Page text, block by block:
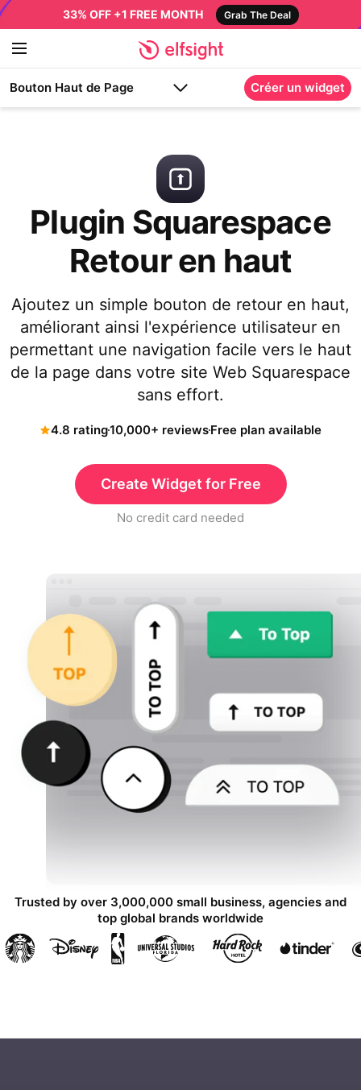
33% OFF +1 FREE MONTH Grab The Deal
Bouton Haut de Page Créer un widget
Plugin Squarespace
Retour en haut
Ajoutez un simple bouton de retour en haut,
améliorant ainsi l'expérience utilisateur en
permettant une navigation facile vers le haut
de la page dans votre site Web Squarespace
sans effort.
4.8 rating10,000+ reviewsFree plan available
Create Widget for Free
No credit card needed
Trusted by over 3,000,000 small business, agencies and
top global brands worldwide